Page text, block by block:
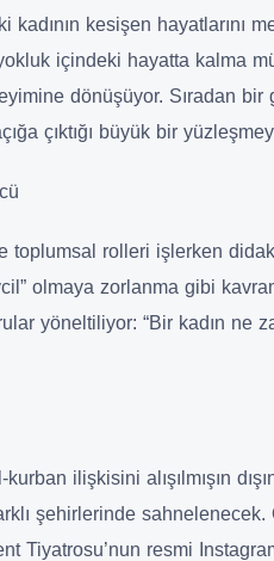
kesişen hayatlarını
içindeki hayatta kalma
dönüşüyor. Sıradan bir
çıktığı büyük bir
toplumsal rolleri işlerken
olmaya zorlanma gibi
yöneltiliyor: “Bir kadın ne
ilişkisini alışılmışın
şehirlerinde
Tiyatrosu’nun resmi